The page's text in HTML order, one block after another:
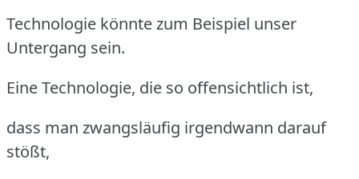
Technologie könnte zum Beispiel unser
Untergang sein.
Eine Technologie, die so offensichtlich ist,
dass man zwangsläufig irgendwann darauf
stößt,